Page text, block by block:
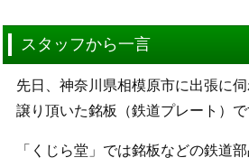
スタッフから一言
先日、神奈川県相模原市に出張に
譲り頂いた銘板（鉄道プレート）で
「くじら堂」では銘板などの鉄道